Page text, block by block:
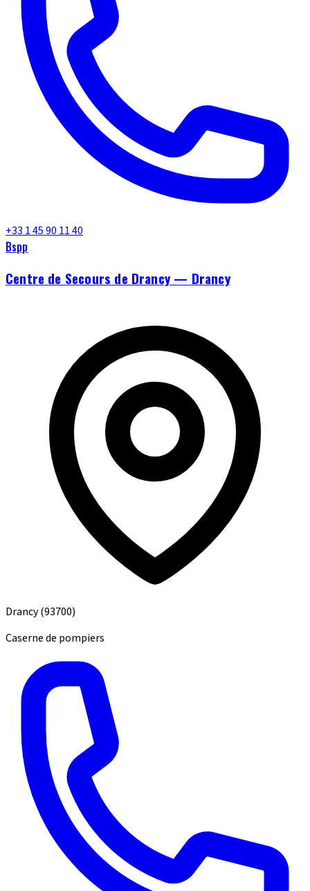
+33 1 45 90 11 40
Bspp
Centre de Secours de Drancy — Drancy
Drancy(93700)
Caserne de pompiers